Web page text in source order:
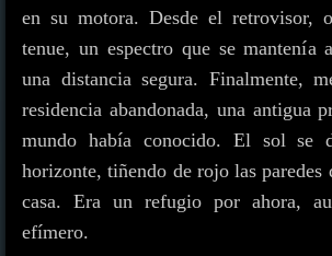
en su motora. Desde el retrovisor,
tenue, un espectro que se mantenía
una distancia segura. Finalmente,
residencia abandonada, una antigua
mundo había conocido. El sol se
horizonte, tiñendo de rojo las paredes
casa. Era un refugio por ahora,
efímero.